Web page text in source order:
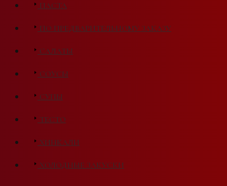
ПАСТА
ПО ПРЕДВАРИТЕЛЬНОМУ ЗАКАЗУ
САЛАТЫ
СОУСЫ
СУПЫ
ТЕСТО
ХИНКАЛИ
ХОЛОДНЫЕ ЗАКУСКИ